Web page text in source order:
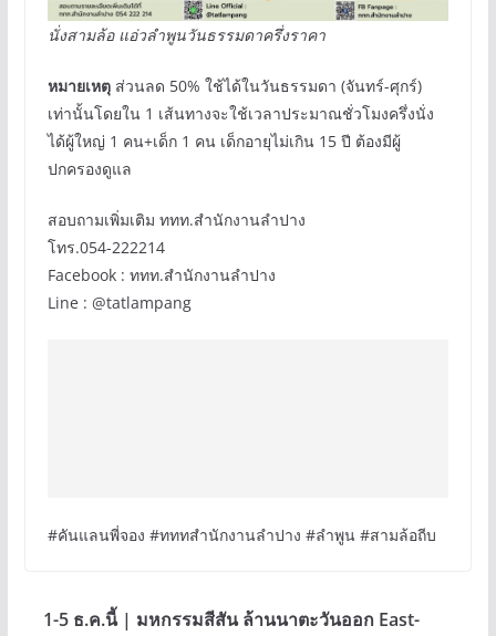
นั่งสามล้อ แอ่วลำพูนวันธรรมดาครึ่งราคา
หมายเหตุส่วนลด 50% ใช้ได้ในวันธรรมดา (จันทร์-ศุกร์)
เท่านั้นโดยใน 1 เส้นทางจะใช้เวลาประมาณชั่วโมงครึ่งนั่ง
ได้ผู้ใหญ่ 1 คน+เด็ก 1 คน เด็กอายุไม่เกิน 15 ปี ต้องมีผู้
ปกครองดูแล
สอบถามเพิ่มเติม ททท.สำนักงานลำปาง
โทร.054-222214
Facebook : ททท.สำนักงานลำปาง
Line : @tatlampang
#คันแลนพี่จอง #ทททสํานักงานลําปาง #ลำพูน #สามล้อถีบ
1-5 ธ.ค.นี้ | มหกรรมสีสัน ล้านนาตะวันออก East-